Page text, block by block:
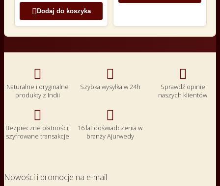
 Dodaj do koszyka

Naturalne i oryginalne
produkty z Indii

Szybka wysyłka w 24h

Sprawdź opinie
naszych klientów

Bezpieczne płatności,
szyfrowane transakcje

16 lat doświadczenia w
branży Ajurwedy
Nowości i promocje na e-mail